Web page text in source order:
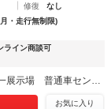
修復
なし
・走行無制限)
ライン商談可
オートタウン犬山 一宮千秋店 第一展示場 普通車センター
お気に入り